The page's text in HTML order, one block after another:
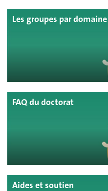
Les groupes par domaine
FAQ du doctorat
Aides et soutien